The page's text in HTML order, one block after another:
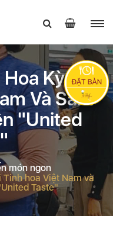
Kỳ: Khi
Và Sâm
"United
món ngon
hoa Việt Nam và
Taste"